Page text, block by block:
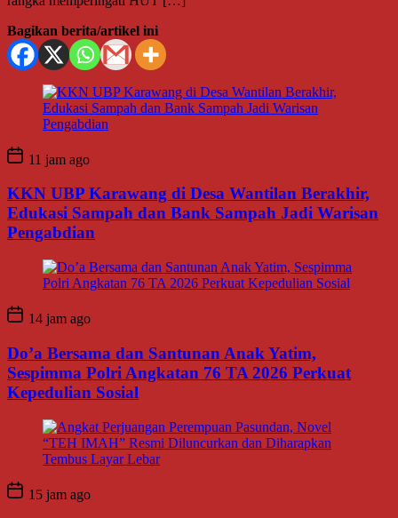
Bagikan berita/artikel ini
11 jam ago
KKN UBP Karawang di Desa Wantilan Berakhir,
Edukasi Sampah dan Bank Sampah Jadi Warisan
Pengabdian
14 jam ago
Do’a Bersama dan Santunan Anak Yatim,
Sespimma Polri Angkatan 76 TA 2026 Perkuat
Kepedulian Sosial
15 jam ago